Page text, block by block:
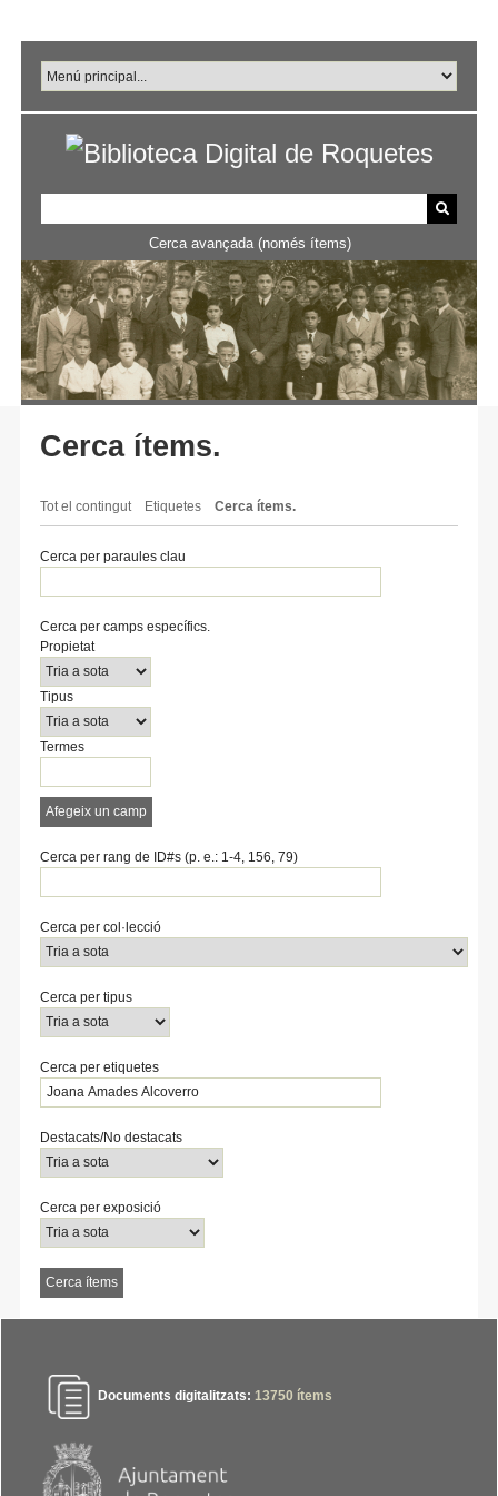
principal
Cerca avançada (només ítems)
Cerca ítems.
Tot el contingut Etiquetes Cerca ítems.
Cerca per paraules clau
Number
of
rows
in
"Cerca
per
específics.":
Cerca per camps específics.
Search
Property
Tipus
de
cerca
Termes
de
cerca
Search
Joiner
Propietat
Tipus
Termes
Afegeix un camp
Cerca per rang de ID#s (p. e.: 1-4, 156, 79)
Cerca per col·lecció
Cerca per tipus
Cerca per etiquetes
Destacats/No destacats
Cerca per exposició
Documents digitalitzats: 13750 ítems